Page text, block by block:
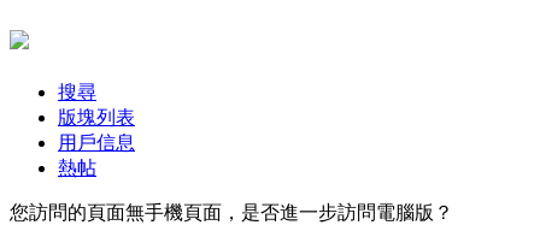
搜尋
版塊列表
用戶信息
熱帖
您訪問的頁面無手機頁面，是否進一步訪問電腦版？